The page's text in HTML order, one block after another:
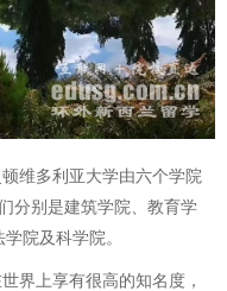
维多利亚大学由六个学院
分别是建筑学院、教育学
院及科学院。
上享有很高的知名度，